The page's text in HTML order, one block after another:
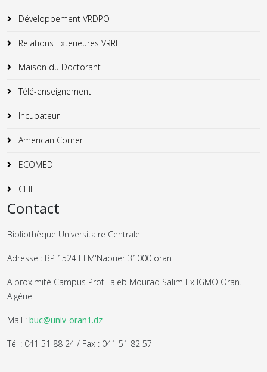
Développement VRDPO
Relations Exterieures VRRE
Maison du Doctorant
Télé-enseignement
Incubateur
American Corner
ECOMED
CEIL
Contact
Bibliothèque Universitaire Centrale
Adresse : BP 1524 El M'Naouer 31000 oran
A proximité Campus Prof Taleb Mourad Salim Ex IGMO Oran.
Algérie
Mail : buc@univ-oran1.dz
Tél : 041 51 88 24 / Fax : 041 51 82 57